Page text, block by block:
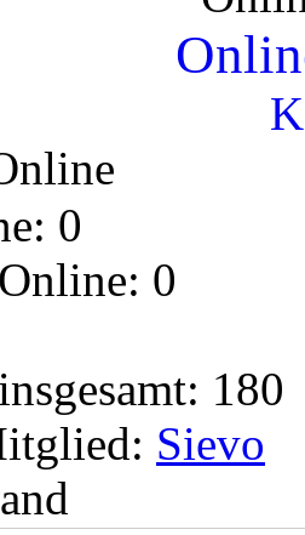
0
0
180
Sievo